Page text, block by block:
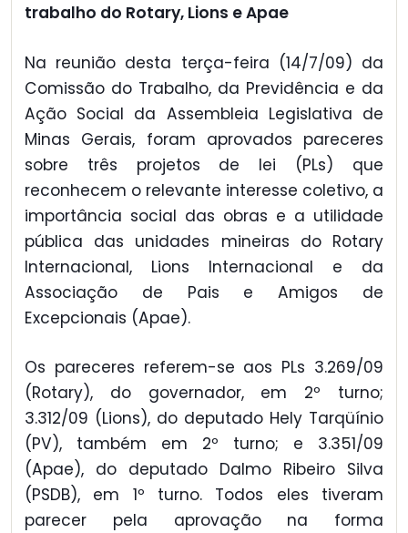
trabalho do Rotary, Lions e Apae
Na reunião desta terça-feira (14/7/09) da
Comissão do Trabalho, da Previdência e da
Ação Social da Assembleia Legislativa de
Minas Gerais, foram aprovados pareceres
sobre três projetos de lei (PLs) que
reconhecem o relevante interesse coletivo, a
importância social das obras e a utilidade
pública das unidades mineiras do Rotary
Internacional, Lions Internacional e da
Associação de Pais e Amigos de
Excepcionais (Apae).
Os pareceres referem-se aos PLs 3.269/09
(Rotary), do governador, em 2º turno;
3.312/09 (Lions), do deputado Hely Tarqüínio
(PV), também em 2º turno; e 3.351/09
(Apae), do deputado Dalmo Ribeiro Silva
(PSDB), em 1º turno. Todos eles tiveram
parecer pela aprovação na forma